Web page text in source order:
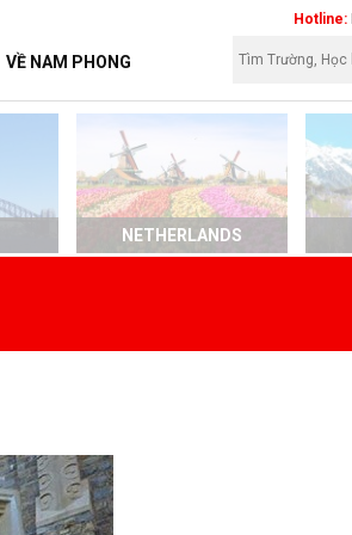
Hotline:
VỀ NAM PHONG
NETHERLANDS